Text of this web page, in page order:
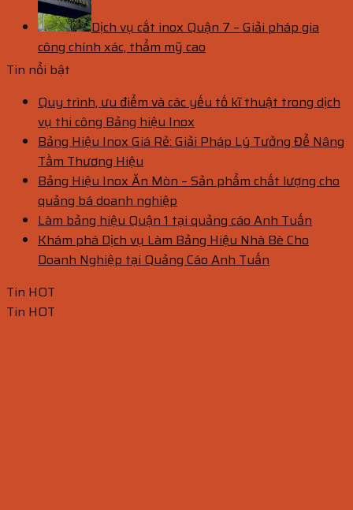
Dịch vụ cắt inox Quận 7 – Giải pháp gia
công chính xác, thẩm mỹ cao
Tin nổi bật
Quy trình, ưu điểm và các yếu tố kĩ thuật trong dịch
vụ thi công Bảng hiệu Inox
Bảng Hiệu Inox Giá Rẻ: Giải Pháp Lý Tưởng Để Nâng
Tầm Thương Hiệu
Bảng Hiệu Inox Ăn Mòn – Sản phẩm chất lượng cho
quảng bá doanh nghiệp
Làm bảng hiệu Quận 1 tại quảng cáo Anh Tuấn
Khám phá Dịch vụ Làm Bảng Hiệu Nhà Bè Cho
Doanh Nghiệp tại Quảng Cáo Anh Tuấn
Tin HOT
Tin HOT